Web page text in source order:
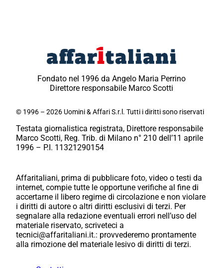
Fondato nel 1996 da Angelo Maria Perrino
Direttore responsabile Marco Scotti
© 1996 – 2026 Uomini & Affari S.r.l. Tutti i diritti sono riservati
Testata giornalistica registrata, Direttore responsabile
Marco Scotti, Reg. Trib. di Milano n° 210 dell’11 aprile
1996 – P.I. 11321290154
Affaritaliani, prima di pubblicare foto, video o testi da
internet, compie tutte le opportune verifiche al fine di
accertarne il libero regime di circolazione e non violare
i diritti di autore o altri diritti esclusivi di terzi. Per
segnalare alla redazione eventuali errori nell’uso del
materiale riservato, scriveteci a
tecnici@affaritaliani.it.: provvederemo prontamente
alla rimozione del materiale lesivo di diritti di terzi.